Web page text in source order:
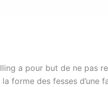
a pour but de ne pas
des fesses d’une